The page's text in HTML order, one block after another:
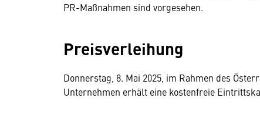
PR-Maßnahmen sind vorgesehen.
Preisverleihung
Donnerstag, 8. Mai 2025, im Rahmen des
Unternehmen erhält eine kostenfreie